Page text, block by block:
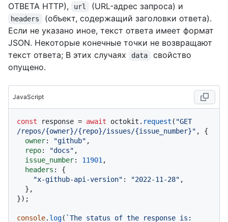
ОТВЕТА HTTP),
url (URL-адрес запроса) и
headers
(объект, содержащий заголовки ответа).
Если не указано иное, текст ответа имеет формат
JSON. Некоторые конечные точки не возвращают
текст ответа; В этих случаях
data
свойство
опущено.
JavaScript
const response = await octokit. request ( "GET
/repos/{owner}/{repo}/issues/{issue_number}" , {
owner: "github" ,
repo: "docs" ,
issue_number: 11901 ,
headers : {
"x-github-api-version" : "2022-11-28" ,
});
console. log(